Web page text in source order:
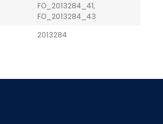
FO_2013284_41,
FO_2013284_43
2013284